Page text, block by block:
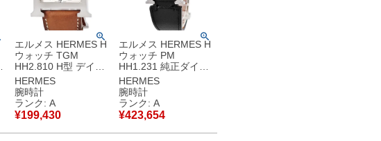
エルメス HERMES H
ウォッチ TGM
HH2.810 H型 デイト
シルバー ギョーシェ
アラビア スクエア メ
ンズ 腕時計自動巻き
シルバー 【中古】中
古美品
HERMES
腕時計
ランク: A
¥199,430
エルメス HERMES H
ウォッチ PM
HH1.231 純正ダイヤ
H型 ブラック 黒 アラ
ビア スクエア レディ
ース 腕時計クオーツ
ブラック 【中古】中
古美品
HERMES
腕時計
ランク: A
¥423,654